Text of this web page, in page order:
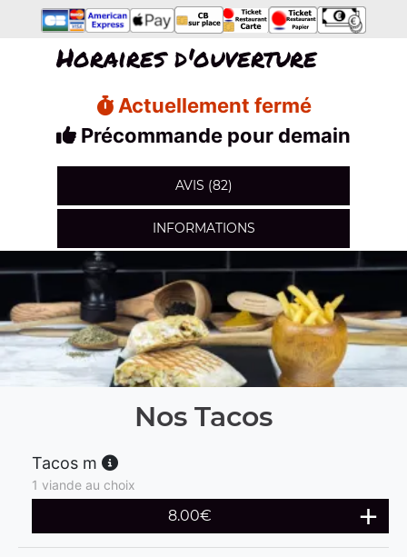
Horaires d'ouverture
Actuellement fermé
Précommande pour demain
AVIS (82)
INFORMATIONS
Nos Tacos
Tacos m
1 viande au choix
8.00€